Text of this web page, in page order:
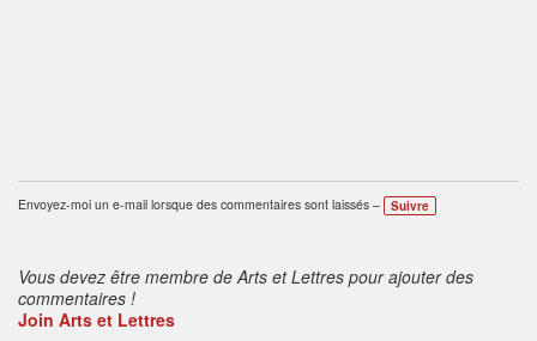
Envoyez-moi un e-mail lorsque des commentaires sont laissés – Suivre
Vous devez être membre de Arts et Lettres pour ajouter des
commentaires !
Join Arts et Lettres